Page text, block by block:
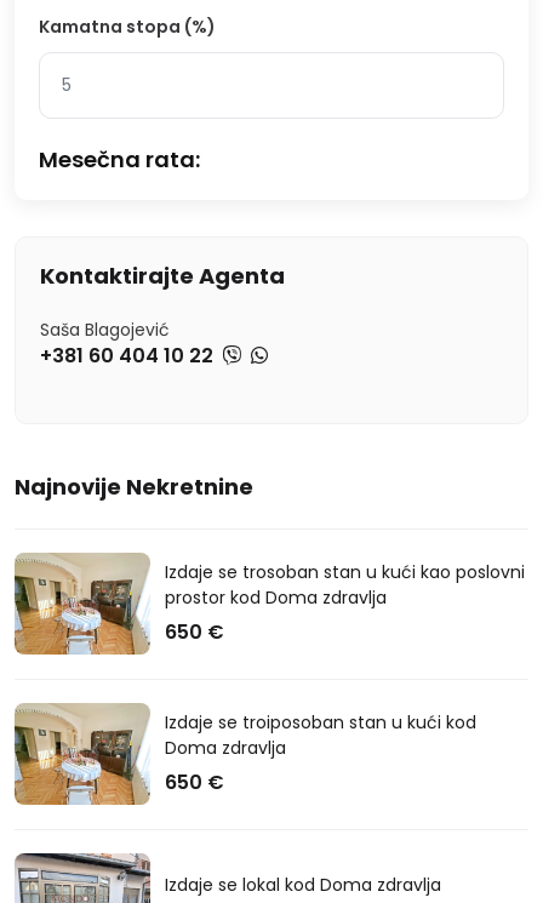
Kamatna stopa (%)
Mesečna rata:
Kontaktirajte Agenta
Saša Blagojević
+381 60 404 10 22
Najnovije Nekretnine
Izdaje se trosoban stan u kući kao poslovni
prostor kod Doma zdravlja
650 €
Izdaje se troiposoban stan u kući kod
Doma zdravlja
650 €
Izdaje se lokal kod Doma zdravlja